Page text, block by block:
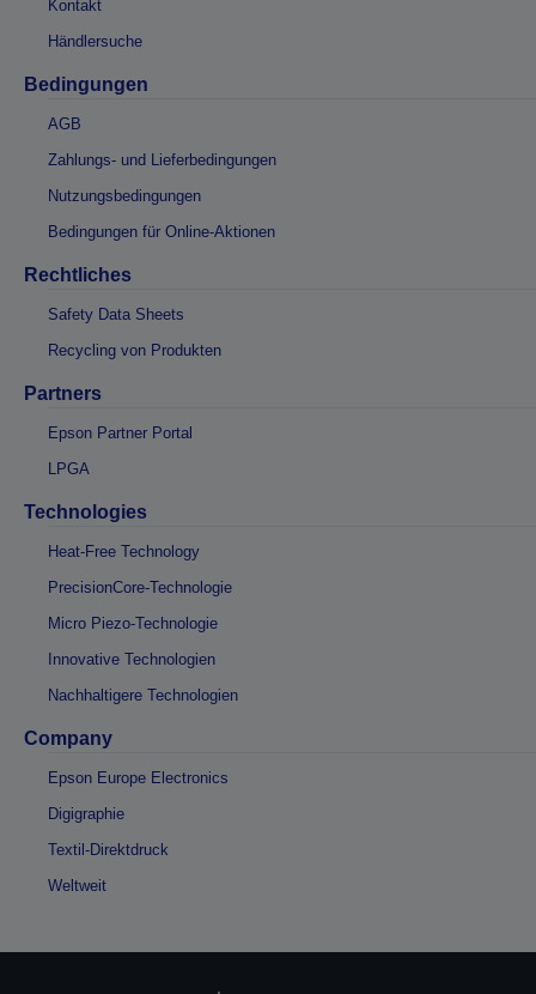
Kontakt
Händlersuche
Bedingungen
AGB
Zahlungs- und Lieferbedingungen
Nutzungsbedingungen
Bedingungen für Online-Aktionen
Rechtliches
Safety Data Sheets
Recycling von Produkten
Partners
Epson Partner Portal
LPGA
Technologies
Heat-Free Technology
PrecisionCore-Technologie
Micro Piezo-Technologie
Innovative Technologien
Nachhaltigere Technologien
Company
Epson Europe Electronics
Digigraphie
Textil-Direktdruck
Weltweit